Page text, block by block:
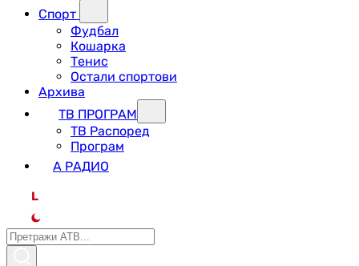
Спорт
Фудбал
Кошарка
Тенис
Остали спортови
Архива
ТВ ПРОГРАМ
ТВ Распоред
Програм
А РАДИО
L